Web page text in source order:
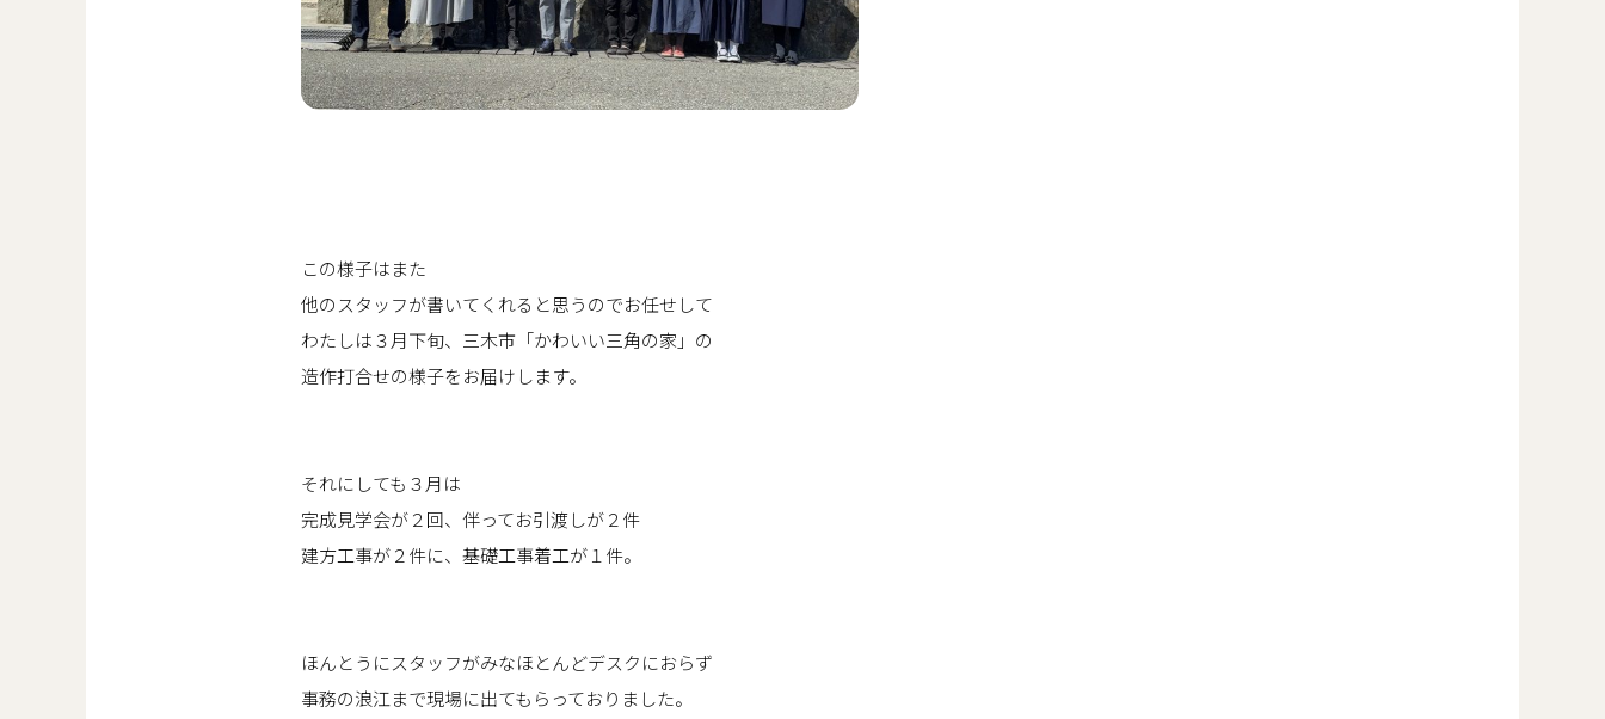
この様子はまた
他のスタッフが書いてくれると思うのでお任せして
わたしは３月下旬、三木市「かわいい三角の家」の
造作打合せの様子をお届けします。
それにしても３月は
完成見学会が２回、伴ってお引渡しが２件
建方工事が２件に、基礎工事着工が１件。
ほんとうにスタッフがみなほとんどデスクにおらず
事務の浪江まで現場に出てもらっておりました。